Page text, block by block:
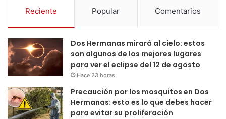
Reciente Popular Comentarios
Dos Hermanas mirará al cielo: estos
son algunos de los mejores lugares
para ver el eclipse del 12 de agosto
Hace 23 horas
Precaución por los mosquitos en Dos
Hermanas: esto es lo que debes hacer
para evitar su proliferación